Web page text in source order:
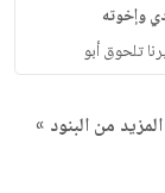
وإخوته
تلحوق أبو
المزيد من البنود »